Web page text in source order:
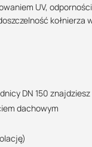
UV,
kołnierza
DN 150 znajdziesz
dachowym
w zakresie
doradca